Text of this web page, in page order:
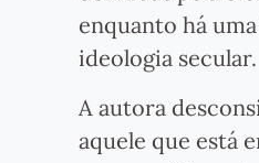
enquanto há
ideologia secular.
A autora
aquele que está